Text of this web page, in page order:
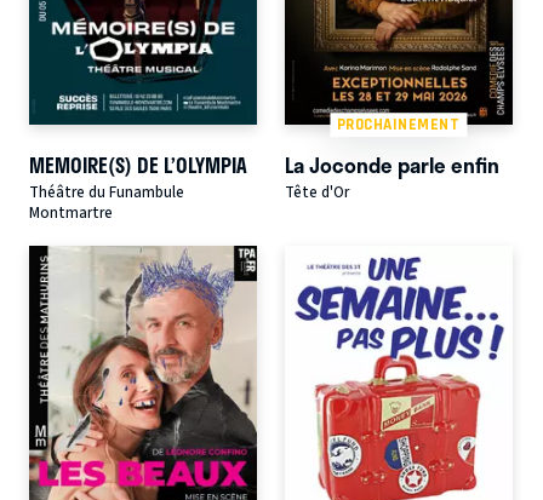
MEMOIRE(S) DE L’OLYMPIA
Théâtre du Funambule
Montmartre
PROCHAINEMENT
La Joconde parle enfin
Tête d'Or